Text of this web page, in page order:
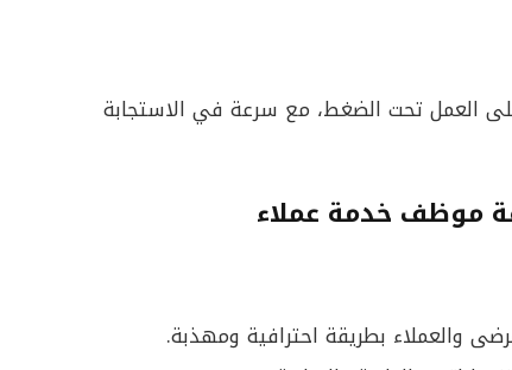
العمل تحت الضغط، مع سرعة في الاستجابة
موظف خدمة عملاء
والعملاء بطريقة احترافية ومهذبة.